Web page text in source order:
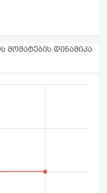
მომატების დინამიკა